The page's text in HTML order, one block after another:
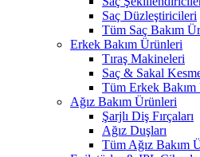
Saç Düzleştiricileri
Tüm Saç Bakım
Erkek Bakım Ürünleri
Tıraş Makineleri
Saç & Sakal
Tüm Erkek Bakım
Ağız Bakım Ürünleri
Şarjlı Diş Fırçaları
Ağız Duşları
Tüm Ağız Bakım